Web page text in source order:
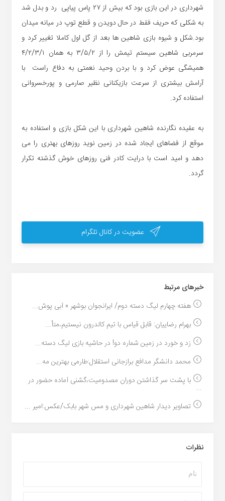
شهرداری در این بازی بود که بیش از ۲۷ پاس پیاپی رد و بدل شد
به شکلی که حریف فقط در حال دویدن و قطع توپ در میانه میدان
بود.شکل و شیوه بازی شاهین ها بعد از گل اول کاملا تغییر کرد و
سرمربی شاهین سیستم تیمش را از ۳/۵/۲ به همان ۴/۲/۳/۱
همیشگی عوض کرد و با بردن وحید نعمتی به دفاع راست با
آرامش بیشتری از سرعت بازیکنانی نظیر صارمی و پورخسروانی
استفاده کرد.
به عقیده نگارنده شاهین شهرداری با این شکل بازی و استفاده به
موقع از فضاهای ایجاد شده در زمین نوید روزهای بهتری را می
دهد و امید است با درایت کادر فنی روزهای خوش گذشته تکرار
گردد.
عضویت در کانال تلگرام
خبر‌های مرتبط
هفته چهارم لیگ دسته دوم/ ایرانجوان بوشهر 0 آبی پوش...
بهرام رضاییان: قابل قیاس با تیم کالدرون نیستیم،متأ...
زد و خورد در زمین شماره دو! در حاشیه بازی لیگ دسته...
محمد دانشگر مدافع برازجانی استقلال:طارمی بهترین مه...
با پشت سر گذاشتن دوران مصدومیت،گشنی آماده حضور در
...
تصاویر دیدار شاهین شهرداری و مس شهر بابک/عکس:امیر ...
نظرات